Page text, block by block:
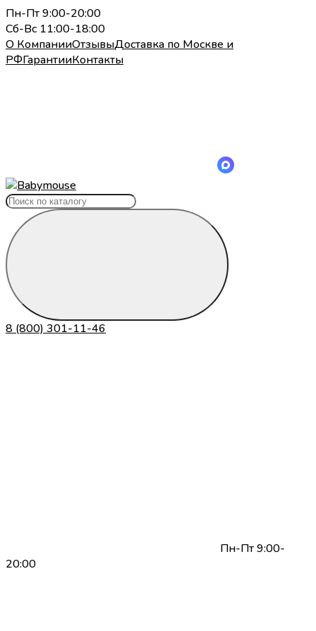
Пн-Пт 9:00-20:00
Сб-Вс 11:00-18:00
О КомпанииОтзывыДоставка по Москве и
РФГарантииКонтакты
8 (800) 301-11-46
Пн-Пт 9:00-
20:00